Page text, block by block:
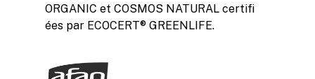
ORGANIC et COSMOS NATURAL certifi
ées par ECOCERT® GREENLIFE.